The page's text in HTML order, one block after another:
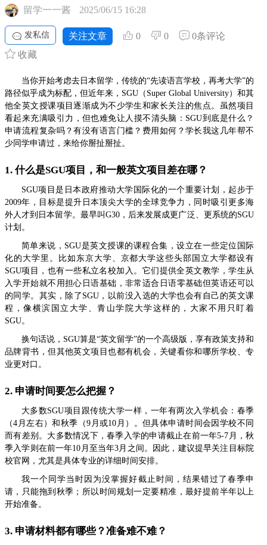
留学一一酱 2025/06/15 16:28
发私信 关注文章 0 0
0条评论
收藏
当你开始考虑去日本留学，传统的“先读语言学校，再考大学”的
路径似乎成为标配，但近年来，SGU（Super Global University）和其
他全英文授课项目逐渐成为不少学生和家长关注的焦点。虽然项目
看起来充满吸引力，但也难免让人摸不清头脑：SGU到底是什么？
申请流程复杂吗？有没有语言门槛？费用如何？学长我这几年帮不
少同学申请过，来给你掰扯掰扯。
1. 什么是SGU项目，和一般英文项目差在哪？
SGU项目是日本政府推动大学国际化的一个重要计划，起步于
2009年，目标是提升日本顶尖大学的全球竞争力，同时吸引更多海
外人才到日本留学。最早叫G30，后来发展成更广泛、更系统的SGU
计划。
简单来说，SGU是英文授课的课程合集，设立在一些定位国际
化的大学里。比如东京大学、京都大学这些头部国立大学都设有
SGU项目，也有一些私立名校加入。它们提供全英文教学，学生从
入学开始就不用担心日语基础，非常适合日语零基础但英语还可以
的同学。其实，除了SGU，以前没入选的大学也会有自己的英文课
程，像横滨国立大学、青山学院大学这样的，大家不用只盯着
SGU。
换句话说，SGU算是“英文留学”的一个高级版，享有政策支持和
品牌背书，但其他英文项目也都有机会，关键看你和哪所学校、专
业更对口。
2. 申请时间要怎么把握？
大多数SGU项目跟传统大学一样，一年有两次入学机会：春季
（4月左右）和秋季（9月或10月）。但具体申请时间会因学校不同
而有差别。大多数情况下，春季入学的申请截止在前一年5-7月，秋
季入学则在前一年10月至当年3月之间。因此，建议提早关注目标院
校官网，尤其是具体专业的详细时间安排。
我一个同学当时因为没掌握好截止时间，结果错过了春季申
请，只能拖到秋季；所以时间规划一定要精准，最好提前半年以上
开始准备。
3. 申请材料都有哪些？准备难不难？